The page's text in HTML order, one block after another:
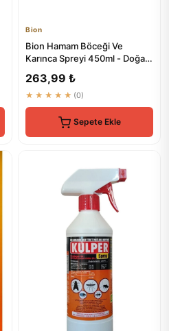
Bion
Bion Hamam Böceği Ve
Karınca Spreyi 450ml - Doğal
263,99 ₺
★★★★★ (0)
Sepete Ekle